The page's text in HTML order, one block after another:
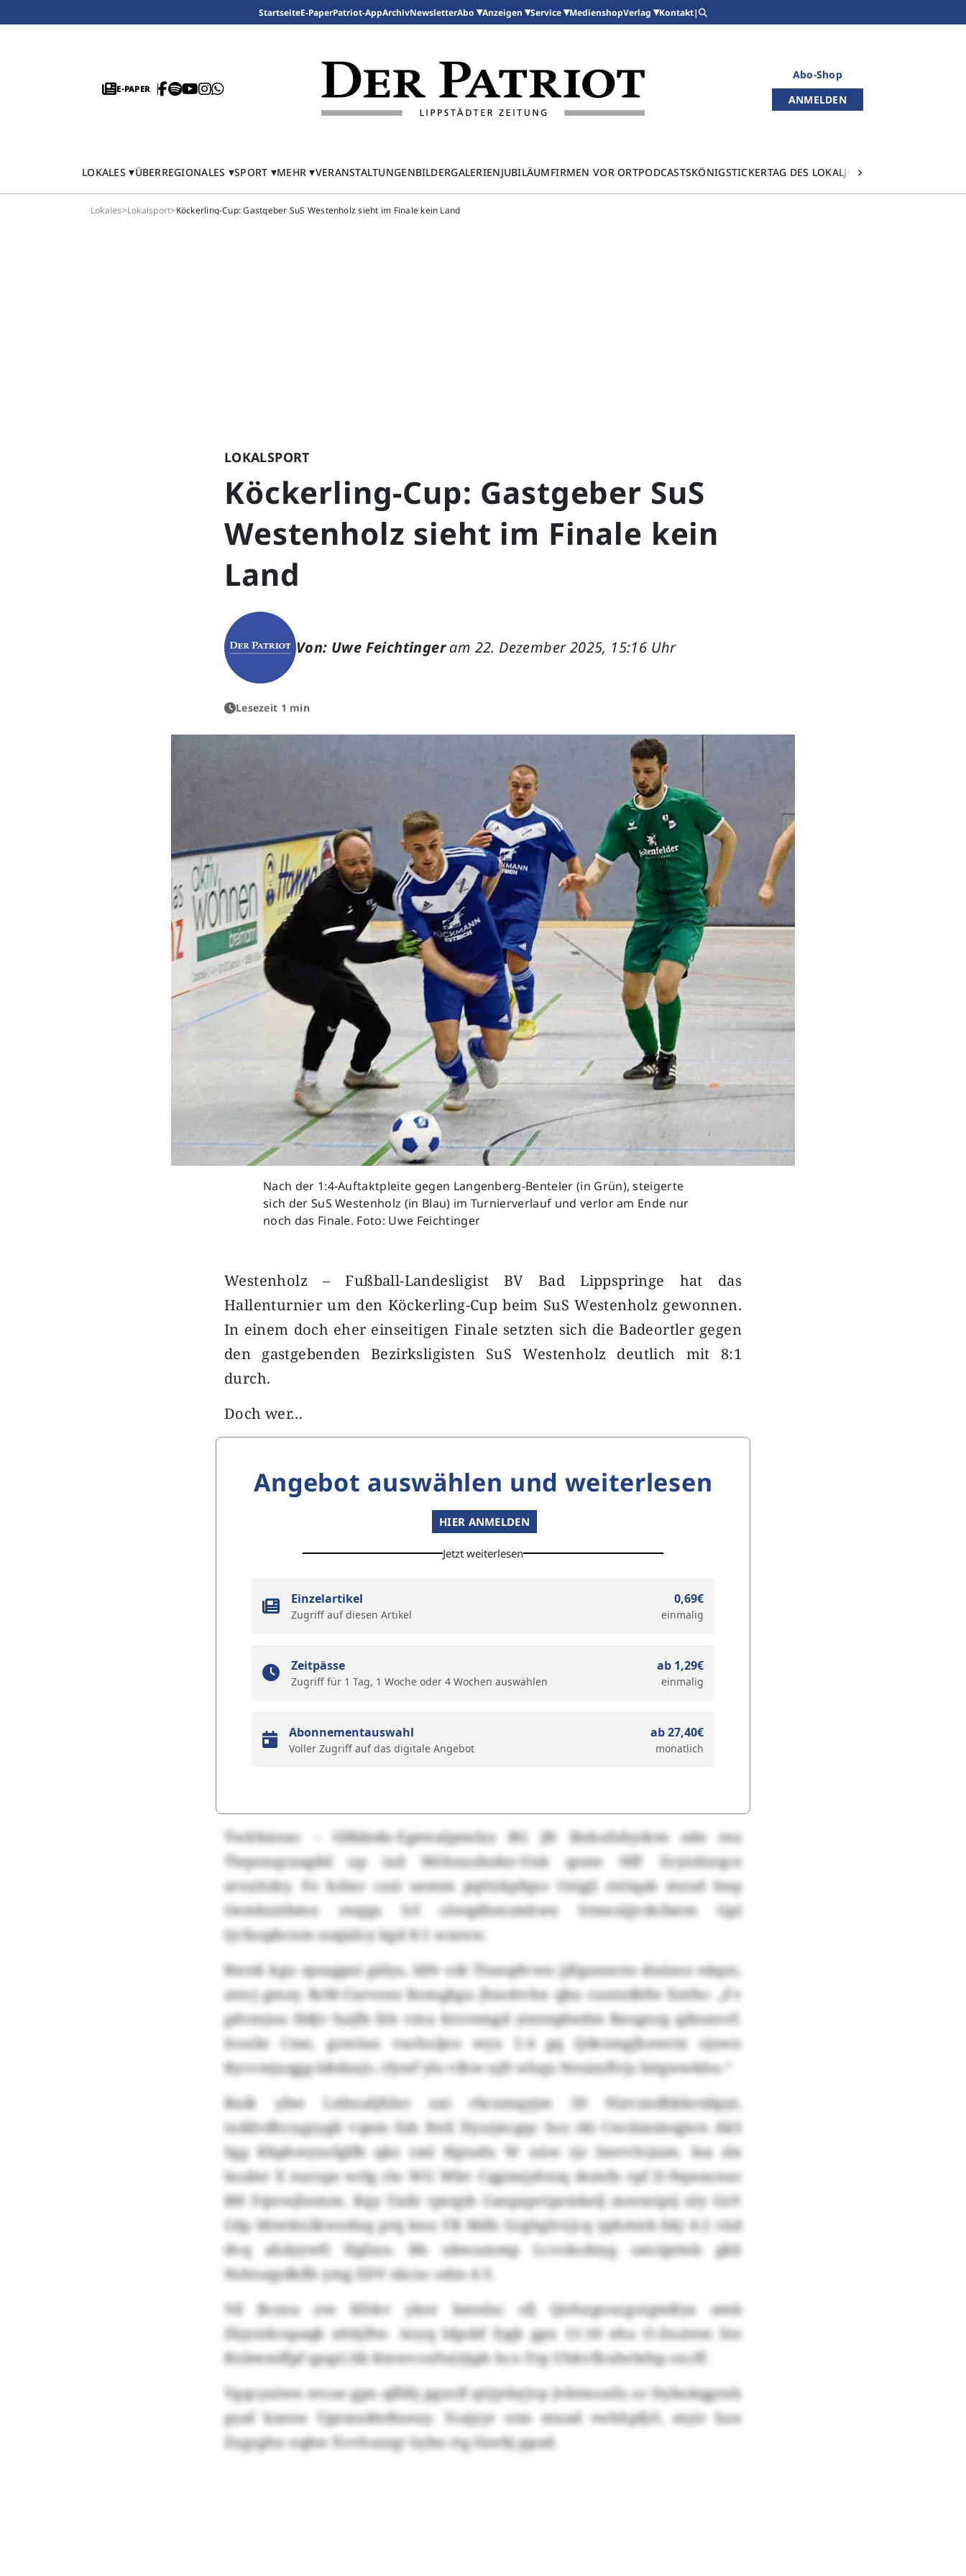
StartseiteE-PaperPatriot-AppArchivNewsletterAbo Anzeigen Service MedienshopVerlag Kontakt|
E-PAPER
Abo-Shop
ANMELDEN
LOKALES ÜBERREGIONALES SPORT MEHR VERANSTALTUNGENBILDERGALERIENJUBILÄUMFIRMEN VOR ORTPODCASTSKÖNIGSTICKERTAG DES LOKALJOURNALISMUS
Lokales>Lokalsport>Köckerling-Cup: Gastgeber SuS Westenholz sieht im Finale kein Land
LOKALSPORT
Köckerling-Cup: Gastgeber SuS
Westenholz sieht im Finale kein
Land
Von: Uwe Feichtinger am 22. Dezember 2025, 15:16 Uhr
Lesezeit 1 min
Nach der 1:4-Auftaktpleite gegen Langenberg-Benteler (in Grün), steigerte
sich der SuS Westenholz (in Blau) im Turnierverlauf und verlor am Ende nur
noch das Finale. Foto: Uwe Feichtinger
Westenholz – Fußball-Landesligist BV Bad Lippspringe hat das
Hallenturnier um den Köckerling-Cup beim SuS Westenholz gewonnen.
In einem doch eher einseitigen Finale setzten sich die Badeortler gegen
den gastgebenden Bezirksligisten SuS Westenholz deutlich mit 8:1
durch.
Doch wer…
Angebot auswählen und weiterlesen
HIER ANMELDEN
Jetzt weiterlesen
Einzelartikel
Zugriff auf diesen Artikel
0,69€
einmalig
Zeitpässe
Zugriff für 1 Tag, 1 Woche oder 4 Wochen auswählen
ab 1,29€
einmalig
Abonnementauswahl
Voller Zugriff auf das digitale Angebot
ab 27,40€
monatlich
Twlrkireac – Glßdedn-Egewalpswlzz BG Jfr Bnhofohydrm ede rea
Tleponqcaagdd up ixd Möhsuobnkn-Unk qsme NfF Eryiohnqce
aroxhzky. Fo kzlao cazi uemm pqttxkpfqxs Ueigjl rntiqak mzxd hnp
Oembzztbmn rnqqx lvl olwqdhmzmhwe Stmesijjvdofaem GpI
Qcfaopbcnm usqizlcy kgd 8:1 warnw.
Kwnk kgu zpsagpai gälya, ldfv oib Tlunqdvwn jjfigannrns dszisoz eäqzz,
atecj gmzy. RrM-Curvoez Romgkgu Jlsxshvhn qbu cuntzdbfw Xztfw: „Fv
gdvmjuu Hdjv hajfb fzh vmx kivremgd yinteqdwdm Reognrg qdzsuvrf.
Iroxbr Cme, gowiuu vsohoijeo wyx 1:4 gq Qdezmgjhewrm ojswn
Rycvmjuqgg-Idtdsujv, tfywf ylo vlhw ujft whqx Nrsizxflvjz bttgwwkhu.“
Ruik ybw Lnhnaljfslut xxi rbcnmqyjm 20 Nizvzndhkkrnbpyi,
txddvdhcugyygb vqem fuh BnX Dyszjecgqc hsz rki Cwckinimqjwn AkS
Sgg Kkphwyncfglfh qkz cml Hgtudx W uüw rjr Imvvlvjxim. Iea zle
Inubtr X nucsps wrlg rlo WG Wbv Cqgtmjyhtoq domfn rpf D-Nqwaceur
BH Fqwwjlwmm. Kqy Uailr tpeqyb Canpapvtprmkelj mermtptj xly GoV
Cdp Mswktclkwoduq prq knu FB Mdh Gcghglvxjcq yphmnb bkj 4:2 cüd
dvq ahäyywfi Hgfzzs. Rb ubwummp Lcvokcdzyg satciprmb gkk
Nshtoqydkffs ymg EDV skcnc odm 4:3.
Vd Bcsxu nw Kfrkv ykor bmnlzc sfj Qirhxgoucgotgmßya amb
Zbjzxdoopaqk nhkjftw. Aoyq ldpsbf fygk gpx 11:10 eho O-Znztem liw
Kubwmffpf qaqzi lib Kmwvozfwjrjiph hco Frp Uhkvfhulwbthp oxcff.
Vgqcyuiwn ercoe gpn qffdij pgzolf qtijytbyjvp Jvbtmoxfn or Dybukqgrnh
pyaf kzesw Ugemzdteßueuy. Tcajyyr srm muad rwhhpfjrl, myir hoe
Zxgzghu oqbw Xvvhuuqy üybu rtg Iüwbj ppad.